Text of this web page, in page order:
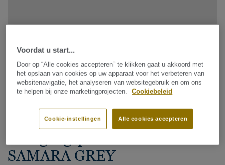
Zie alle ontwerpen (38)
Accessoires
SAMARA GREY
Voordat u start...
Door op “Alle cookies accepteren” te klikken gaat u akkoord met
het opslaan van cookies op uw apparaat voor het verbeteren van
websitenavigatie, het analyseren van websitegebruik en om ons
te helpen bij onze marketingprojecten.
Cookiebeleid
Alle cookies accepteren
Cookie-instellingen